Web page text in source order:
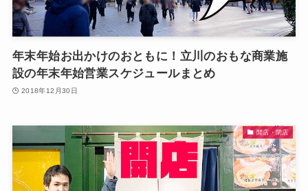
年末年始お出かけのおともに！立川のおもな商業施
設の年末年始営業スケジュールまとめ
2018年12月30日
開店・閉店